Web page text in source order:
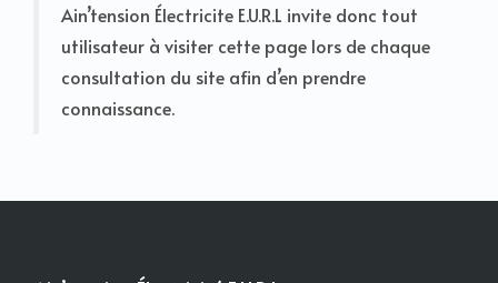
Ain’tension Électricite E.U.R.L invite donc tout
utilisateur à visiter cette page lors de chaque
consultation du site afin d’en prendre
connaissance.